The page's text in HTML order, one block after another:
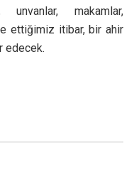
unvanlar, makamlar,
ettiğimiz itibar, bir ahir
edecek.